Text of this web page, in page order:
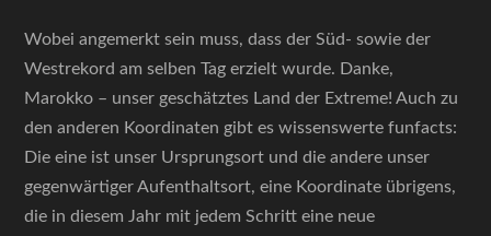
Wobei angemerkt sein muss, dass der Süd- sowie der
Westrekord am selben Tag erzielt wurde. Danke,
Marokko – unser geschätztes Land der Extreme! Auch zu
den anderen Koordinaten gibt es wissenswerte funfacts:
Die eine ist unser Ursprungsort und die andere unser
gegenwärtiger Aufenthaltsort, eine Koordinate übrigens,
die in diesem Jahr mit jedem Schritt eine neue